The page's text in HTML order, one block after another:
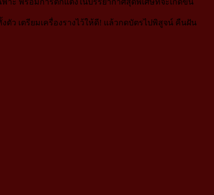
เตรียมเครื่องรางไว้ให้ดี! แล้วกดบัตรไปพิสูจน์ คืนฝัน